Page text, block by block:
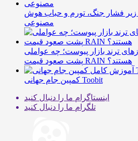
زیر فشار جنگ، تورم و حباب هوش
مصنوعی
ترند بازار پیوست؛ چه عواملی
پشت صعود قیمت RAIN هستند؟
کمپین جام جهانی Toobit
اینستاگرام ما را دنبال کنید
تلگرام ما را دنبال کنید